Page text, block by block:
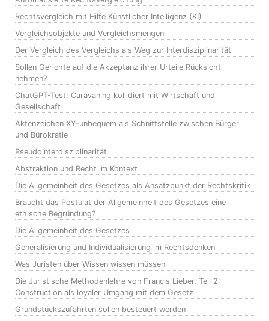
Rechtsvergleich mit Hilfe Künstlicher Intelligenz (KI)
Vergleichsobjekte und Vergleichsmengen
Der Vergleich des Vergleichs als Weg zur Interdisziplinarität
Sollen Gerichte auf die Akzeptanz ihrer Urteile Rücksicht
nehmen?
ChatGPT-Test: Caravaning kollidiert mit Wirtschaft und
Gesellschaft
Aktenzeichen XY-unbequem als Schnittstelle zwischen Bürger
und Bürokratie
Pseudointerdisziplinarität
Abstraktion und Recht im Kontext
Die Allgemeinheit des Gesetzes als Ansatzpunkt der Rechtskritik
Braucht das Postulat der Allgemeinheit des Gesetzes eine
ethische Begründung?
Die Allgemeinheit des Gesetzes
Generalisierung und Individualisierung im Rechtsdenken
Was Juristen über Wissen wissen müssen
Die Juristische Methodenlehre von Francis Lieber. Teil 2:
Construction als loyaler Umgang mit dem Gesetz
Grundstückszufahrten sollen besteuert werden